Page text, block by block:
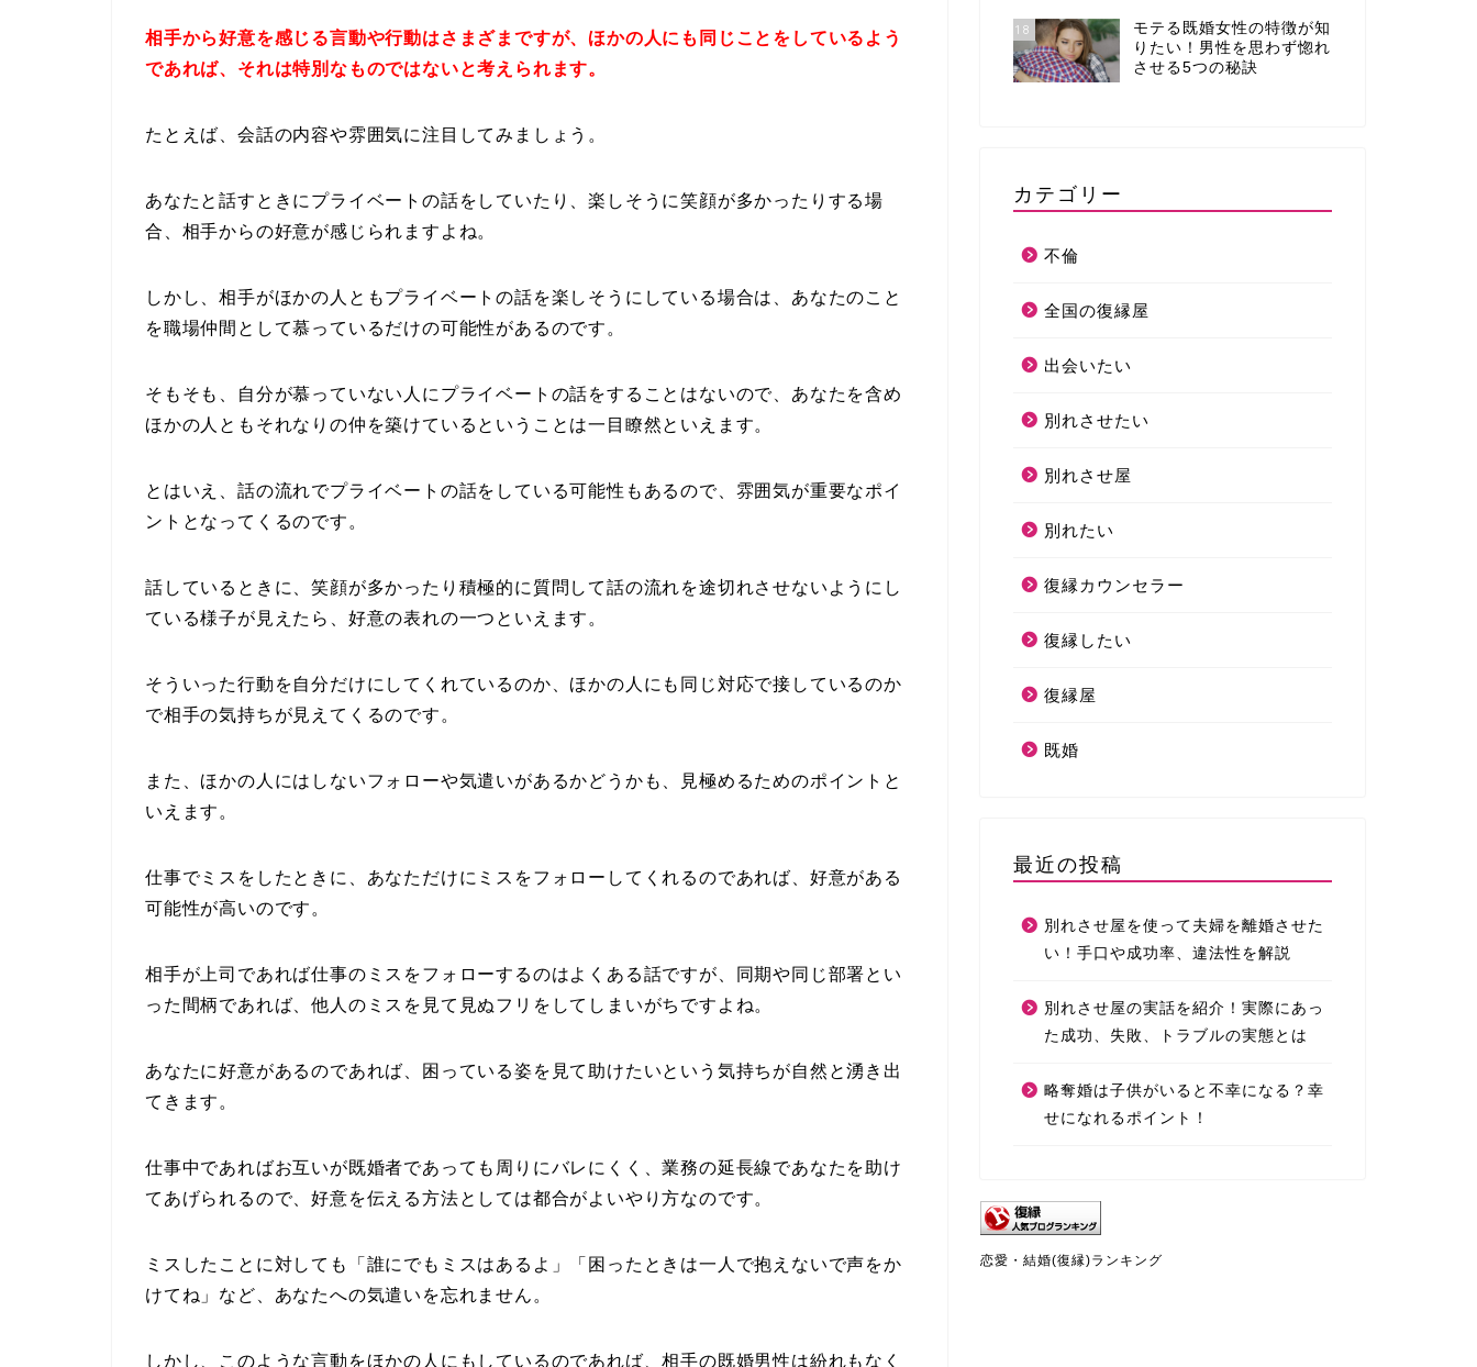
相手から好意を感じる言動や行動はさまざまですが、ほかの人にも同じことをしているよう
であれば、それは特別なものではないと考えられます。
たとえば、会話の内容や雰囲気に注目してみましょう。
あなたと話すときにプライベートの話をしていたり、楽しそうに笑顔が多かったりする場
合、相手からの好意が感じられますよね。
しかし、相手がほかの人ともプライベートの話を楽しそうにしている場合は、あなたのこと
を職場仲間として慕っているだけの可能性があるのです。
そもそも、自分が慕っていない人にプライベートの話をすることはないので、あなたを含め
ほかの人ともそれなりの仲を築けているということは一目瞭然といえます。
とはいえ、話の流れでプライベートの話をしている可能性もあるので、雰囲気が重要なポイ
ントとなってくるのです。
話しているときに、笑顔が多かったり積極的に質問して話の流れを途切れさせないようにし
ている様子が見えたら、好意の表れの一つといえます。
そういった行動を自分だけにしてくれているのか、ほかの人にも同じ対応で接しているのか
で相手の気持ちが見えてくるのです。
また、ほかの人にはしないフォローや気遣いがあるかどうかも、見極めるためのポイントと
いえます。
仕事でミスをしたときに、あなただけにミスをフォローしてくれるのであれば、好意がある
可能性が高いのです。
相手が上司であれば仕事のミスをフォローするのはよくある話ですが、同期や同じ部署とい
った間柄であれば、他人のミスを見て見ぬフリをしてしまいがちですよね。
あなたに好意があるのであれば、困っている姿を見て助けたいという気持ちが自然と湧き出
てきます。
仕事中であればお互いが既婚者であっても周りにバレにくく、業務の延長線であなたを助け
てあげられるので、好意を伝える方法としては都合がよいやり方なのです。
ミスしたことに対しても「誰にでもミスはあるよ」「困ったときは一人で抱えないで声をか
けてね」など、あなたへの気遣いを忘れません。
しかし、このような言動をほかの人にもしているのであれば、相手の既婚男性は紛れもなく
18
モテる既婚女性の特徴が知
りたい！男性を思わず惚れ
させる5つの秘訣
カテゴリー
不倫
全国の復縁屋
出会いたい
別れさせたい
別れさせ屋
別れたい
復縁カウンセラー
復縁したい
復縁屋
既婚
最近の投稿
別れさせ屋を使って夫婦を離婚させた
い！手口や成功率、違法性を解説
別れさせ屋の実話を紹介！実際にあっ
た成功、失敗、トラブルの実態とは
略奪婚は子供がいると不幸になる？幸
せになれるポイント！
恋愛・結婚(復縁)ランキング